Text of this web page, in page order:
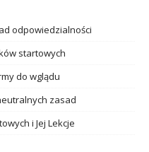
odpowiedzialności
startowych
do wglądu
zasad
i Jej Lekcje